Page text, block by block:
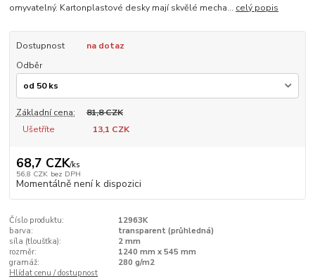
omyvatelný. Kartonplastové desky mají skvělé mecha... celý popis
Dostupnost
na dotaz
Odběr
Základní cena:
81,8 CZK
Ušetříte
13,1 CZK
68,7 CZK/ks
56,8 CZK bez DPH
Momentálně není k dispozici
Číslo produktu:
12963K
barva:
transparent (průhledná)
síla (tloušťka):
2 mm
rozměr:
1240 mm x 545 mm
gramáž:
280 g/m2
Hlídat cenu / dostupnost